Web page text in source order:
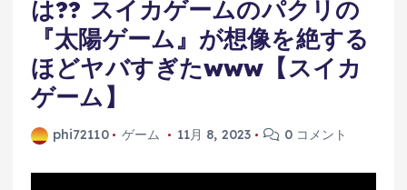
は?? スイカゲームのパクリの
『太陽ゲーム』が想像を絶する
ほどヤバすぎたwww【スイカ
ゲーム】
phi72110 ゲーム 11月 8, 2023 0 コメント